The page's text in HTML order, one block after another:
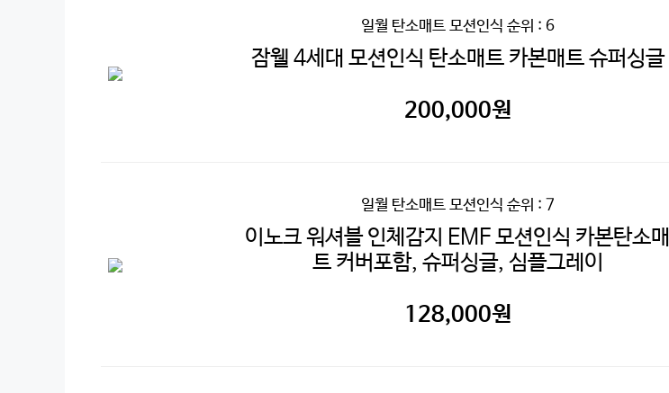
일월 탄소매트 모션인식 순위 : 6
잠웰 4세대 모션인식 탄소매트 카본매트 슈퍼싱글
200,000원
일월 탄소매트 모션인식 순위 : 7
이노크 워셔블 인체감지 EMF 모션인식 카본탄소매
트 커버포함, 슈퍼싱글, 심플그레이
128,000원